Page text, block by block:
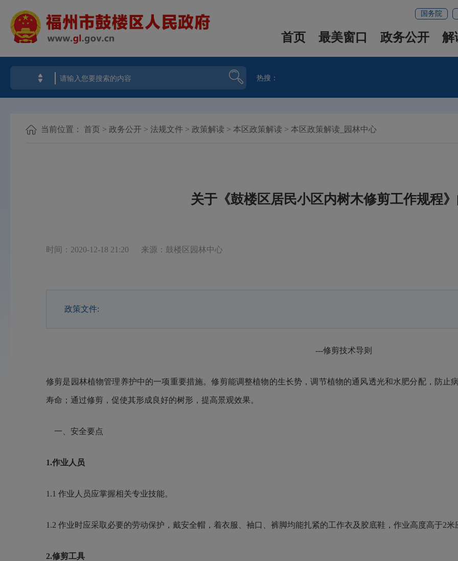
国务院
首页 最美窗口 政务公开 解
热搜：
当前位置： 首页 > 政务公开 > 法规文件 > 政策解读 > 本区政策解读 > 本区政策解读_园林中心
关于《鼓楼区居民小区内树木修剪工作规程
时间：2020-12-18 21:20 来源：鼓楼区园林中心
政策文件:
---修剪技术导则
修剪是园林植物管理养护中的一项重要措施。修剪能调整植物的生长势，调节植物的通风透光和水肥分配，防止
寿命；通过修剪，促使其形成良好的树形，提高景观效果。
一、安全要点
1.作业人员
1.1 作业人员应掌握相关专业技能。
1.2 作业时应采取必要的劳动保护，戴安全帽，着衣服、袖口、裤脚均能扎紧的工作衣及胶底鞋，作业高度高于2米
2.修剪工具